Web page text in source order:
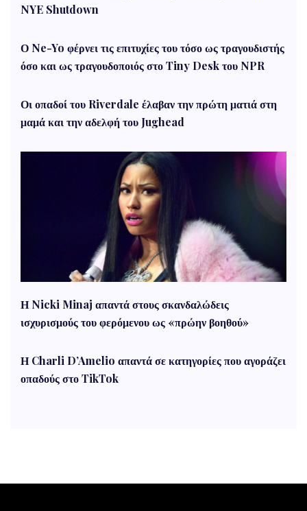
NYE Shutdown
Ο Ne-Yo φέρνει τις επιτυχίες του τόσο ως τραγουδιστής
όσο και ως τραγουδοποιός στο Tiny Desk του NPR
Οι οπαδοί του Riverdale έλαβαν την πρώτη ματιά στη
μαμά και την αδελφή του Jughead
Η Nicki Minaj απαντά στους σκανδαλώδεις
ισχυρισμούς του φερόμενου ως «πρώην βοηθού»
Η Charli D’Amelio απαντά σε κατηγορίες που αγοράζει
οπαδούς στο TikTok